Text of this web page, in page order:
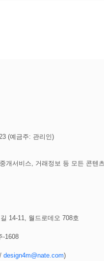
(예금주: 관리인)
개서비스, 거래정보 등 모든 콘
14-11, 월드로데오 708호
-1608
design4m@nate.com)